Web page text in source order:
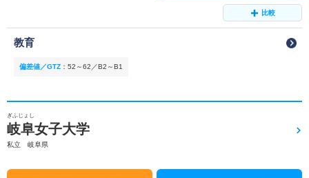
比較
教育
偏差値／GTZ ： 52～62／B2～B1
ぎふじょし
岐阜女子大学
私立 岐阜県